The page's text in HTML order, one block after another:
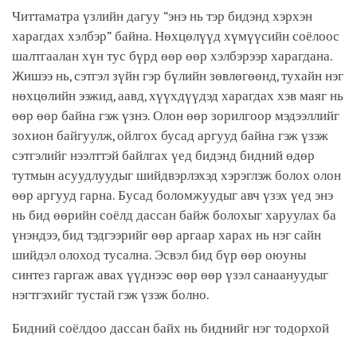
Читтаматра үзлийн дагуу “энэ нь тэр бидэнд хэрхэн
харагдах хэлбэр” байна. Нөхцөлүүд хүмүүсийн соёлоос
шалтгаалан хүн тус бүрд өөр өөр хэлбэрээр харагдана.
Жишээ нь, сэтгэл зүйн гэр бүлийн зөвлөгөөнд, тухайн нэг
нөхцөлийн ээжид, аавд, хүүхдүүдэд харагдах хэв маяг нь
өөр өөр байна гэж үзнэ. Олон өөр зорилгоор мэдээллийг
зохион байгуулж, ойлгох бусад аргууд байна гэж үзэж
сэтгэлийг нээлттэй байлгах үед бидэнд бидний өдөр
тутмын асуудлуудыг шийдвэрлэхэд хэрэглэж болох олон
өөр аргууд гарна. Бусад боломжуудыг авч үзэх үед энэ
нь бид өөрийн соёлд дассан байж болохыг харуулах ба
үнэндээ, бид тэдгээрийг өөр аргаар харах нь нэг сайн
шийдэл олоход тусална. Эсвэл бид бүр өөр оюуны
синтез гаргаж авах үүднээс өөр өөр үзэл санаануудыг
нэгтгэхийг тустай гэж үзэж болно.
Бидний соёлдоо дассан байх нь биднийг нэг тодорхой